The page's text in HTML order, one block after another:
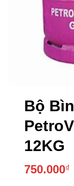
Bộ
12KG
Giá
750.000₫
Giá